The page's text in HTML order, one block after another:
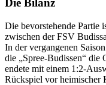
Die Bilanz
Die bevorstehende Partie
zwischen der FSV
In der vergangenen
die „Spree-Budissen“ die
endete mit einem 1:2-
Rückspiel vor heimischer